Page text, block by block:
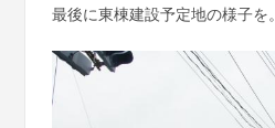
最後に東棟建設予定地の様子を。